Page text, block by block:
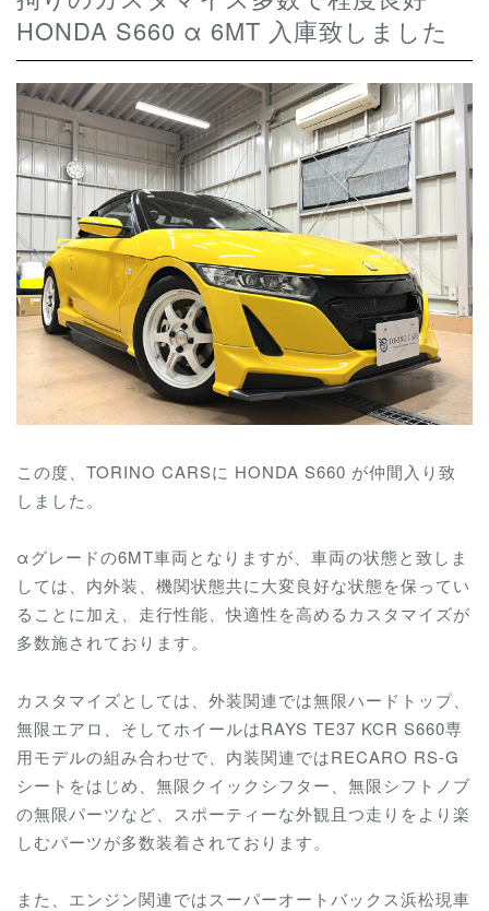
HONDA S660 α 6MT 入庫致しました
この度、TORINO CARSに HONDA S660 が仲間入り致
しました。
αグレードの6MT車両となりますが、 車両の状態と致しま
しては、内外装、機関状態共に大変良好な状態を保ってい
ることに加え、 走行性能、快適性を高めるカスタマイズが
多数施されております。
カスタマイズとしては、 外装関連では無限ハードトップ、
無限エアロ、そしてホイールはRAYS TE37 KCR S660専
用モデルの組み合わせで、内装関連ではRECARO RS-G
シートをはじめ、無限クイックシフター、無限シフトノブ
の無限パーツなど、スポーティーな外観且つ走りをより楽
しむパーツが多数装着されております。
また、エンジン関連ではスーパーオートバックス浜松現車